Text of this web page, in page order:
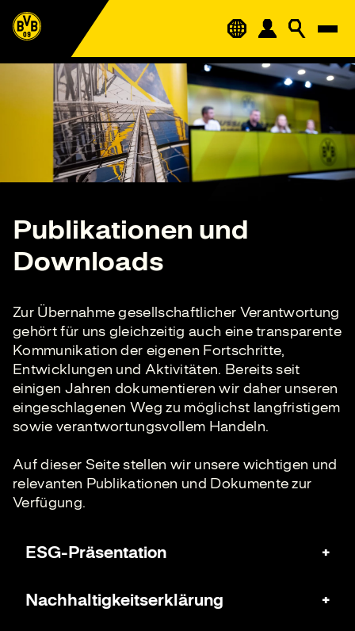
Publikationen und
Downloads
Zur Übernahme gesellschaftlicher Verantwortung
gehört für uns gleichzeitig auch eine transparente
Kommunikation der eigenen Fortschritte,
Entwicklungen und Aktivitäten. Bereits seit
einigen Jahren dokumentieren wir daher unseren
eingeschlagenen Weg zu möglichst langfristigem
sowie verantwortungsvollem Handeln.
Auf dieser Seite stellen wir unsere wichtigen und
relevanten Publikationen und Dokumente zur
Verfügung.
ESG-Präsentation
Nachhaltigkeitserklärung